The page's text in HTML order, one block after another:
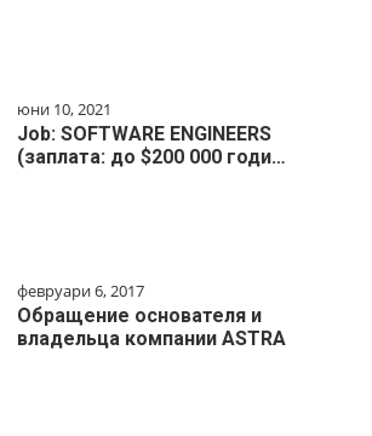
юни 10, 2021
Job: SOFTWARE ENGINEERS
(заплата: до $200 000 годи…
февруари 6, 2017
Обращение основателя и
владельца компании ASTRA